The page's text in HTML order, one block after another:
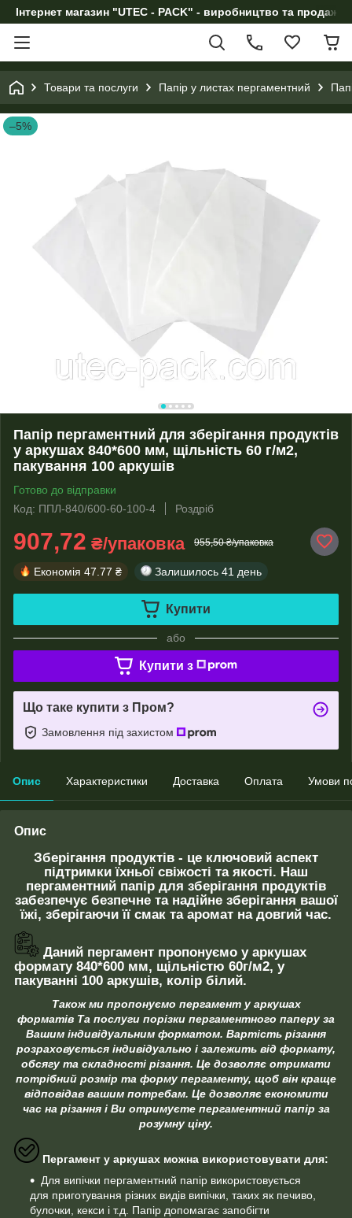
Інтернет магазин "UTEC - PACK" - виробництво та продаж
Товари та послуги Папір у листах пергаментний
–5%
Папір пергаментний для зберігання продуктів
у аркушах 840*600 мм, щільність 60 г/м2,
пакування 100 аркушів
Готово до відправки
Код: ППЛ-840/600-60-100-4
Роздріб
907,72 ₴/упаковка 955,50 ₴/упаковка
Економія 47.77 ₴ Залишилось 41 день
Купити
або
Купити з
Що таке купити з Пром?
Замовлення під захистом
Опис Характеристики Доставка Оплата Умови
Опис
Зберігання продуктів - це ключовий аспект
підтримки їхньої свіжості та якості. Наш
пергаментний папір для зберігання продуктів
забезпечує безпечне та надійне зберігання вашої
їжі, зберігаючи її смак та аромат на довгий час.
Даний пергамент пропонуємо у аркушах
формату 840*600 мм, щільністю 60г/м2, у
пакуванні 100 аркушів, колір білий.
Також ми пропонуємо пергамент у аркушах
форматів Та послуги порізки пергаментного паперу за
Вашим індивідуальним форматом. Вартість різання
розраховується індивідуально і залежить від формату,
обсягу та складності різання. Це дозволяє отримати
потрібний розмір та форму пергаменту, щоб він краще
відповідав вашим потребам. Це дозволяє економити
час на різання і Ви отримуєте пергаментний папір за
розумну ціну.
Пергамент у аркушах можна використовувати для:
Для випічки пергаментний папір використовується
для приготування різних видів випічки, таких як печиво,
булочки, кекси і т.д. Папір допомагає запобігти